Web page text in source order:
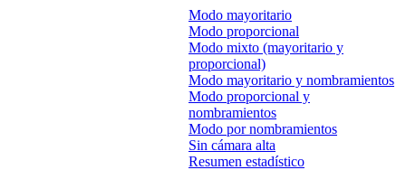
Modo mayoritario
Modo proporcional
Modo mixto (mayoritario y
proporcional)
Modo mayoritario y nombramientos
Modo proporcional y
nombramientos
Modo por nombramientos
Sin cámara alta
Resumen estadístico